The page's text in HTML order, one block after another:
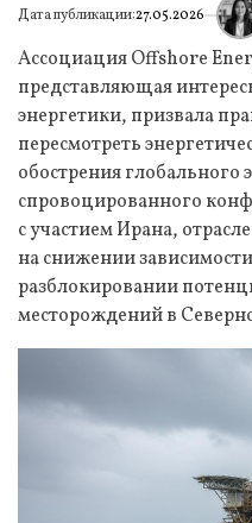
Дата публикации:27.05.2026 ИА
Ассоциация Offshore
представляющая
энергетики, призвала
пересмотреть
обострения глобального
спровоцированного
с участием Ирана,
на снижении
разблокировании
месторождений в